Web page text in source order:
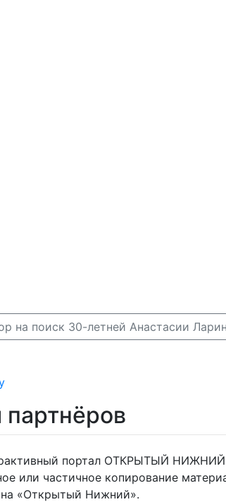
партнёров
портал ОТКРЫТЫЙ
или частичное копирование
«Открытый Нижний».